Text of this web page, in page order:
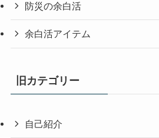
防災の余白活
余白活アイテム
旧カテゴリー
自己紹介